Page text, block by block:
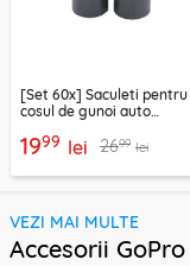
[Set 60x] Saculeti pentru
cosul de gunoi auto
1999 lei 2699 lei
VEZI MAI MULTE
Accesorii GoPro